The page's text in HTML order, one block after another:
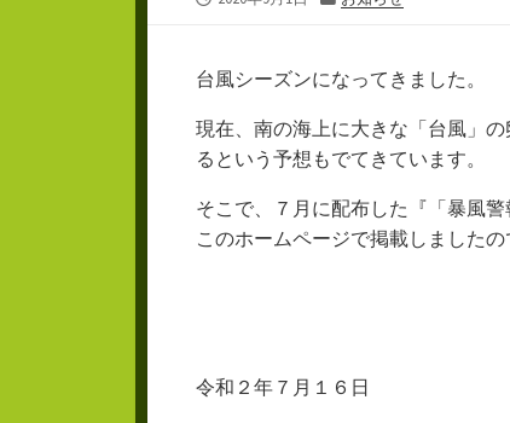
ー
台風シーズンになってきました。
現在、南の海上に大きな「台風」
るという予想もでてきています。
そこで、７月に配布した『「暴風
このホームページで掲載しましたの
令和２年７月１６日